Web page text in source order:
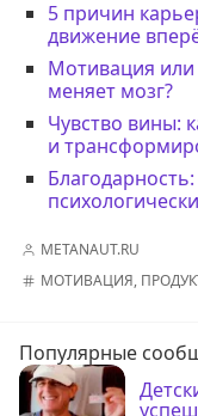
5 причин
движение
Мотивация или
меняет мозг?
Чувство вины:
и
METANAUT.RU
МОТИВАЦИЯ,
Популярные